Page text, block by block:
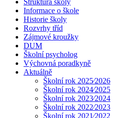
Struktura školy
Informace o škole
Historie školy
Rozvrhy tříd
Zájmové kroužky
DUM
Školní psycholog
Výchovná poradkyně
Aktuálně
Školní rok 2025⁄2026
Školní rok 2024⁄2025
Školní rok 2023⁄2024
Školní rok 2022⁄2023
Školní rok 2021⁄2022